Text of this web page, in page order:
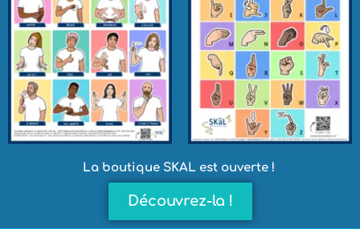
La boutique SKAL est ouverte !
Découvrez-la !